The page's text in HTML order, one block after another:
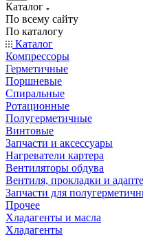
Каталог
По всему сайту
По каталогу
Каталог
Компрессоры
Герметичные
Поршневые
Спиральные
Ротационные
Полугерметичные
Винтовые
Запчасти и аксессуары
Нагреватели картера
Вентиляторы обдува
Вентиля, прокладки и
Запчасти для
Прочее
Хладагенты и масла
Хладагенты